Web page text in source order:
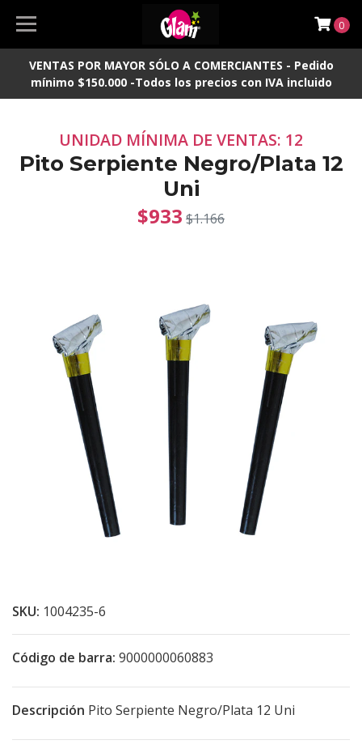
VENTAS POR MAYOR SÓLO A COMERCIANTES - Pedido
mínimo $150.000 -Todos los precios con IVA incluido
0
UNIDAD MÍNIMA DE VENTAS: 12
Pito Serpiente Negro/Plata 12
Uni
$933 $1.166
SKU: 1004235-6
Código de barra: 9000000060883
Descripción Pito Serpiente Negro/Plata 12 Uni